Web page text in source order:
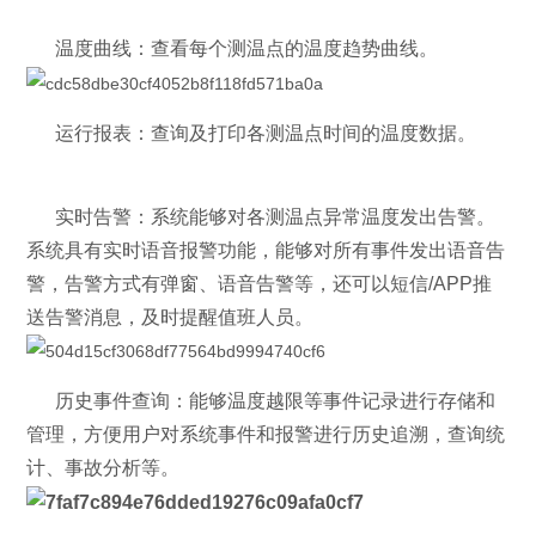
温度曲线：查看每个测温点的温度趋势曲线。
运行报表：查询及打印各测温点时间的温度数据。
实时告警：系统能够对各测温点异常温度发出告警。
系统具有实时语音报警功能，能够对所有事件发出语音告
警，告警方式有弹窗、语音告警等，还可以短信/APP推
送告警消息，及时提醒值班人员。
历史事件查询：能够温度越限等事件记录进行存储和
管理，方便用户对系统事件和报警进行历史追溯，查询统
计、事故分析等。